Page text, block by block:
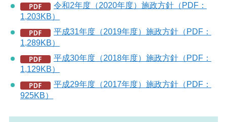
令和2年度（2020年度）施政方針（PDF：
1,203KB）
平成31年度（2019年度）施政方針（PDF：
1,289KB）
平成30年度（2018年度）施政方針（PDF：
1,129KB）
平成29年度（2017年度）施政方針（PDF：
925KB）